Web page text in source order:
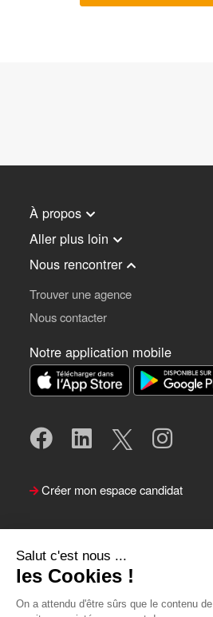
Salut c'est nous ...
les Cookies !
On a attendu d'être sûrs que le contenu de
À propos
Aller plus loin
Nous rencontrer
Trouver une agence
Nous contacter
Notre application mobile
Créer mon espace candidat